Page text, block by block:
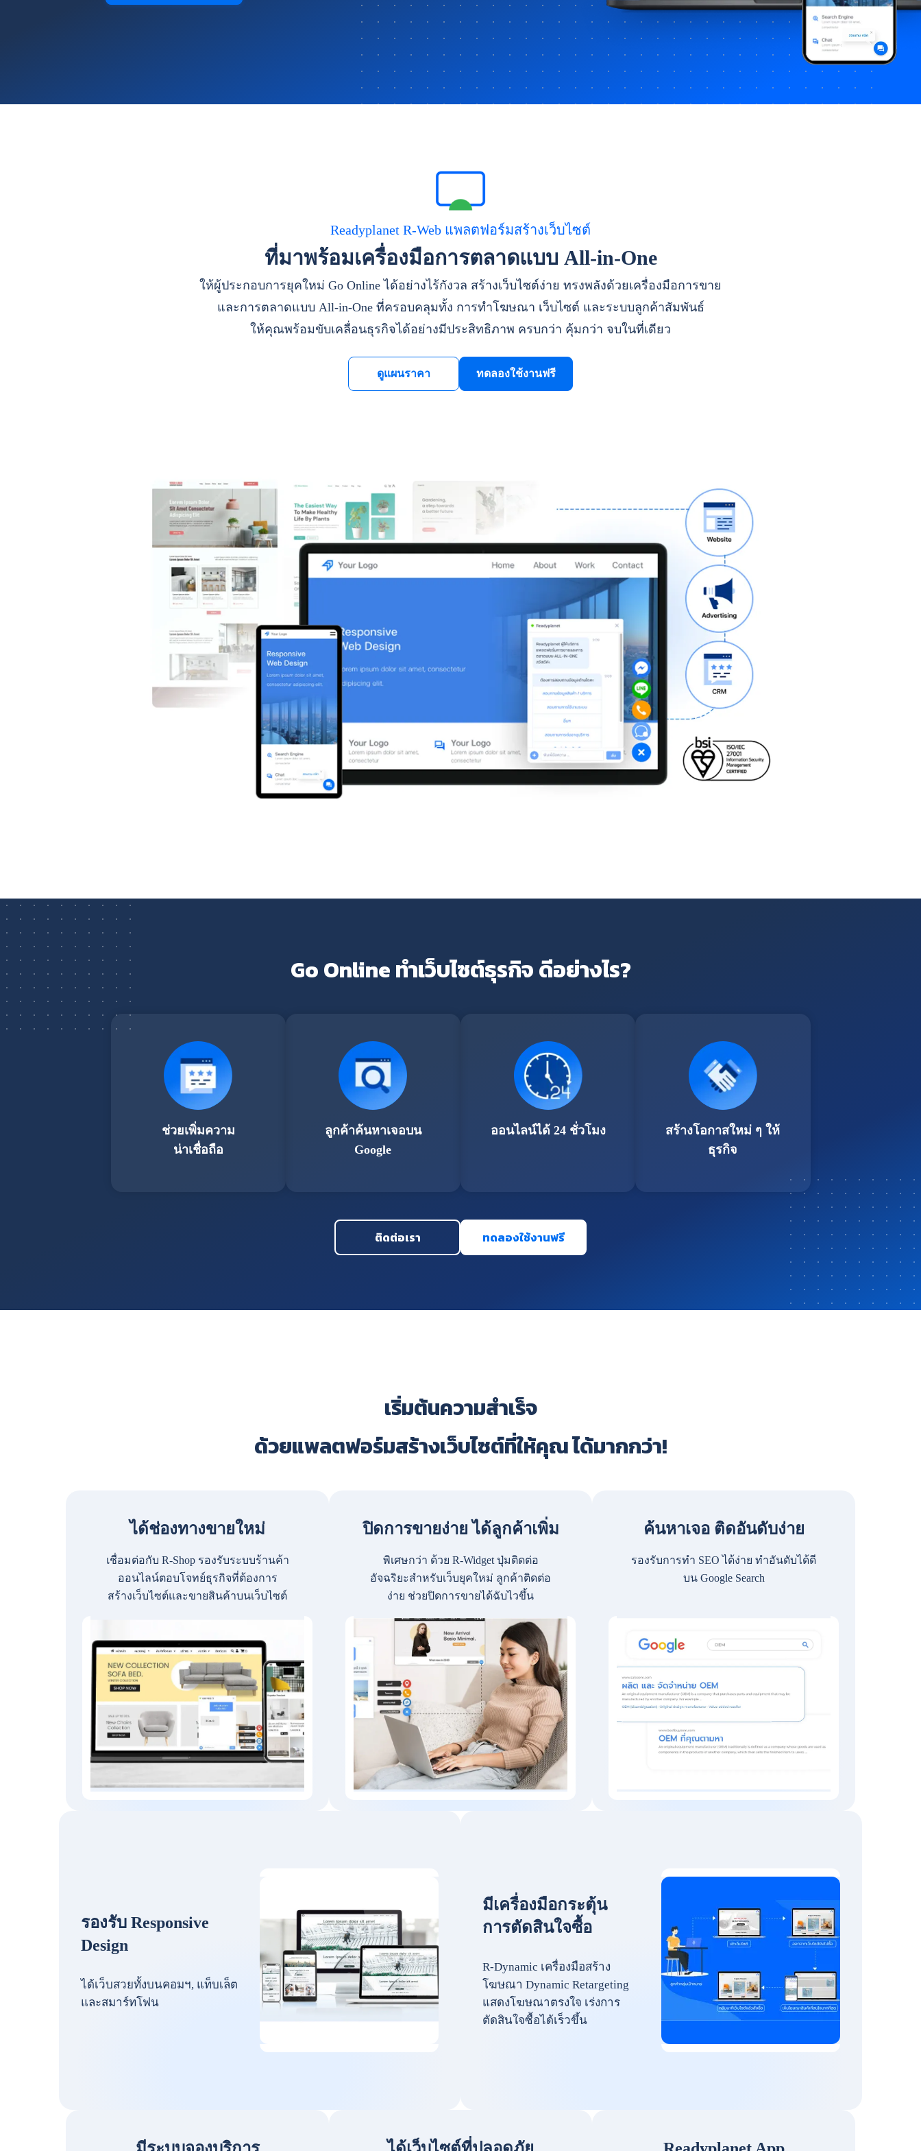
Readyplanet R-Web แพลตฟอร์มสร้างเว็บไซต์
ที่มาพร้อมเครื่องมือการตลาดแบบ All-in-One
ให้ผู้ประกอบการยุคใหม่ Go Online ได้อย่างไร้กังวล สร้างเว็บไซต์ง่าย ทรงพลังด้วยเครื่องมือการขาย
และการตลาดแบบ All-in-One ที่ครอบคลุมทั้ง การทำโฆษณา เว็บไซต์ และระบบลูกค้าสัมพันธ์
ให้คุณพร้อมขับเคลื่อนธุรกิจได้อย่างมีประสิทธิภาพ ครบกว่า คุ้มกว่า จบในที่เดียว
ดูแผนราคา ทดลองใช้งานฟรี
Go Online ทำเว็บไซต์ธุรกิจ ดีอย่างไร?
ช่วยเพิ่มความ
น่าเชื่อถือ
ลูกค้าค้นหาเจอบน
Google
ออนไลน์ได้ 24 ชั่วโมง
สร้างโอกาสใหม่ ๆ ให้
ธุรกิจ
ติดต่อเรา ทดลองใช้งานฟรี
เริ่มต้นความสำเร็จ
ด้วยแพลตฟอร์มสร้างเว็บไซต์ที่ให้คุณ ได้มากกว่า!
ได้ช่องทางขายใหม่
เชื่อมต่อกับ R-Shop รองรับระบบร้านค้า
ออนไลน์ตอบโจทย์ธุรกิจที่ต้องการ
สร้างเว็บไซต์และขายสินค้าบนเว็บไซต์
ปิดการขายง่าย ได้ลูกค้าเพิ่ม
พิเศษกว่า ด้วย R-Widget ปุ่มติดต่อ
อัจฉริยะสำหรับเว็บยุคใหม่ ลูกค้าติดต่อ
ง่าย ช่วยปิดการขายได้ฉับไวขึ้น
ค้นหาเจอ ติดอันดับง่าย
รองรับการทำ SEO ได้ง่าย ทำอันดับได้ดี
บน Google Search
รองรับ Responsive
Design
ได้เว็บสวยทั้งบนคอมฯ, แท็บเล็ต
และสมาร์ทโฟน
มีเครื่องมือกระตุ้น
การตัดสินใจซื้อ
R-Dynamic เครื่องมือสร้าง
โฆษณา Dynamic Retargeting
แสดงโฆษณาตรงใจ เร่งการ
ตัดสินใจซื้อได้เร็วขึ้น